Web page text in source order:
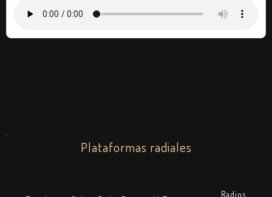
.
Plataformas radiales
Radios